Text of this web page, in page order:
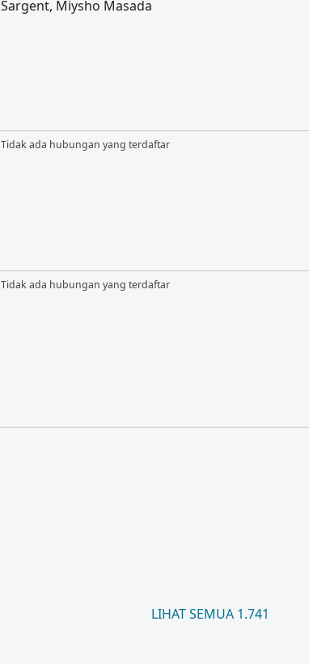
Sargent, Miysho Masada
Tidak ada hubungan yang terdaftar
Tidak ada hubungan yang terdaftar
LIHAT SEMUA 1.741